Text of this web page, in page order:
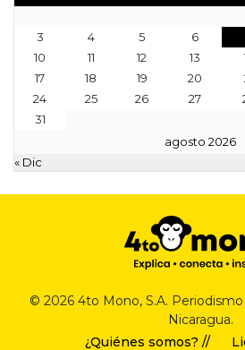
agosto 2026
3
4 5 6
10
11 12 13
17
18 19 20
24
25 26 27
31
« Dic
© 2026 4to Mono, S.A.
Nicaragua.
¿Quiénes somos? //